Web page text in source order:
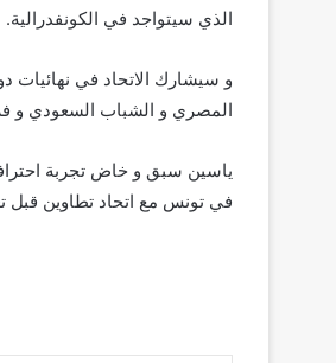
الذي سيتواجد في الكونفدرالية.
و سيشارك الاتحاد في
المصري و الشباب السعودي و
ياسين سبق و خاض تجربة
في تونس مع اتحاد تطاوين قبل